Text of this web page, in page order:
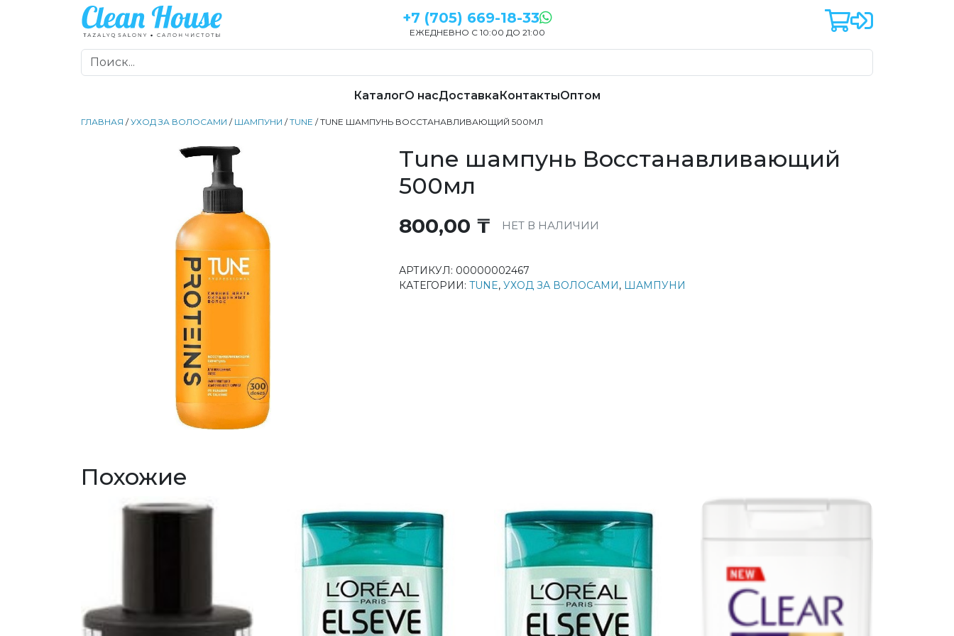
+7 (705) 669-18-33
ЕЖЕДНЕВНО С 10:00 ДО 21:00
КаталогО насДоставкаКонтактыОптом
ГЛАВНАЯ /УХОД ЗА ВОЛОСАМИ / ШАМПУНИ /TUNE / TUNE ШАМПУНЬ ВОССТАНАВЛИВАЮЩИЙ 500МЛ
Tune шампунь Восстанавливающий
500мл
800,00 ₸ НЕТ В НАЛИЧИИ
АРТИКУЛ: 00000002467
КАТЕГОРИИ: TUNE, УХОД ЗА ВОЛОСАМИ, ШАМПУНИ
Похожие